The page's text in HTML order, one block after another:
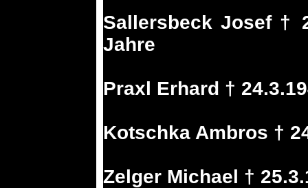
Sallersbeck Josef †
Jahre
Praxl Erhard †
Kotschka Ambros †
Zelger Michael †